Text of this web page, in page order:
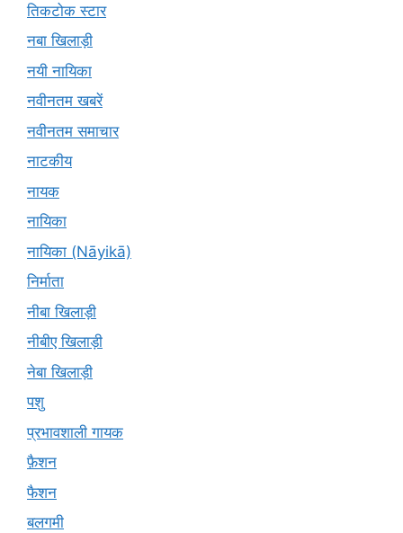
तिकटोक स्टार
नबा खिलाड़ी
नयी नायिका
नवीनतम खबरें
नवीनतम समाचार
नाटकीय
नायक
नायिका
नायिका (Nāyikā)
निर्माता
नीबा खिलाड़ी
नीबीए खिलाड़ी
नेबा खिलाड़ी
पशु
प्रभावशाली गायक
फ़ैशन
फैशन
बलगमी